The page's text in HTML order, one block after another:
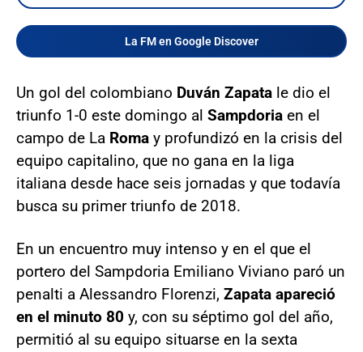
La FM en Google Discover
Un gol del colombiano Duván Zapata le dio el
triunfo 1-0 este domingo al Sampdoria en el
campo de La Roma y profundizó en la crisis del
equipo capitalino, que no gana en la liga
italiana desde hace seis jornadas y que todavía
busca su primer triunfo de 2018.
En un encuentro muy intenso y en el que el
portero del Sampdoria Emiliano Viviano paró un
penalti a Alessandro Florenzi, Zapata apareció
en el minuto 80 y, con su séptimo gol del año,
permitió al su equipo situarse en la sexta